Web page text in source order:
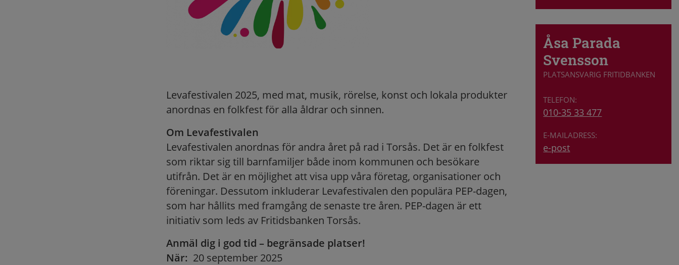
Levafestivalen 2025, med mat, musik, rörelse, konst och lokala produkter
anordnas en folkfest för alla åldrar och sinnen.
Om Levafestivalen
Levafestivalen anordnas för andra året på rad i Torsås. Det är en folkfest
som riktar sig till barnfamiljer både inom kommunen och besökare
utifrån. Det är en möjlighet att visa upp våra företag, organisationer och
föreningar. Dessutom inkluderar Levafestivalen den populära PEP-dagen,
som har hållits med framgång de senaste tre åren. PEP-dagen är ett
initiativ som leds av Fritidsbanken Torsås.
Anmäl dig i god tid – begränsade platser!
När: 20 september 2025
Åsa Parada
Svensson
PLATSANSVARIG FRITIDBANKEN
010-35 33 477
e-post